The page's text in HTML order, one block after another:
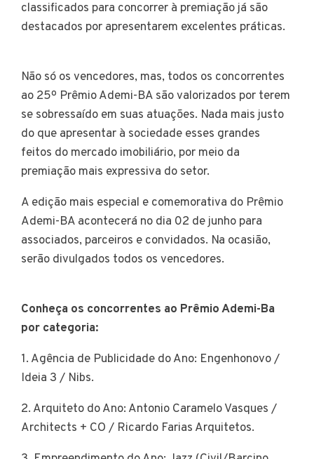
classificados para concorrer à premiação já são
destacados por apresentarem excelentes práticas.
Não só os vencedores, mas, todos os concorrentes
ao 25º Prêmio Ademi-BA são valorizados por terem
se sobressaído em suas atuações. Nada mais justo
do que apresentar à sociedade esses grandes
feitos do mercado imobiliário, por meio da
premiação mais expressiva do setor.
A edição mais especial e comemorativa do Prêmio
Ademi-BA acontecerá no dia 02 de junho para
associados, parceiros e convidados. Na ocasião,
serão divulgados todos os vencedores.
Conheça os concorrentes ao Prêmio Ademi-Ba
por categoria:
1. Agência de Publicidade do Ano: Engenhonovo /
Ideia 3 / Nibs.
2. Arquiteto do Ano: Antonio Caramelo Vasques /
Architects + CO / Ricardo Farias Arquitetos.